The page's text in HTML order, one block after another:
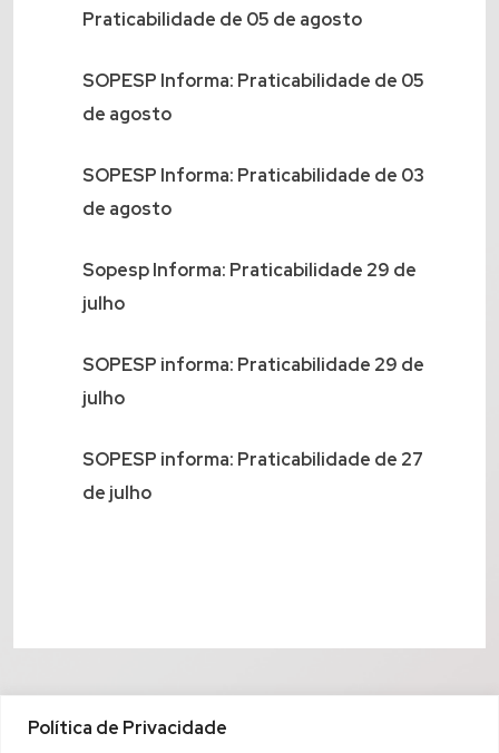
Política de Privacidade
Praticabilidade de 05 de agosto
SOPESP Informa: Praticabilidade de 05
de agosto
SOPESP Informa: Praticabilidade de 03
de agosto
Sopesp Informa: Praticabilidade 29 de
julho
SOPESP informa: Praticabilidade 29 de
julho
SOPESP informa: Praticabilidade de 27
de julho